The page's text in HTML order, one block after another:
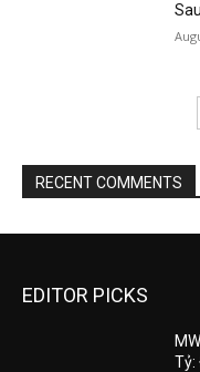
RECENT COMMENTS
EDITOR PICKS
Tỷ: